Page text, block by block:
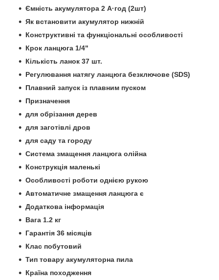
Ємність акумулятора 2 А·год (2шт)
Як встановити акумулятор нижній
Конструктивні та функціональні особливості
Крок ланцюга 1/4"
Кількість ланок 37 шт.
Регулювання натягу ланцюга безключове (SDS)
Плавний запуск із плавним пуском
Призначення
для обрізання дерев
для заготівлі дров
для саду та городу
Система змащення ланцюга олійна
Конструкція маленькі
Особливості роботи однією рукою
Автоматичне змащення ланцюга є
Додаткова інформація
Вага 1.2 кг
Гарантія 36 місяців
Клас побутовий
Тип товару акумуляторна пила
Країна походження